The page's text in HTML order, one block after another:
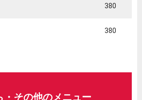
380
380
・その他のメニュー